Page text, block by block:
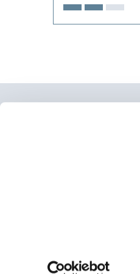
Konrad-